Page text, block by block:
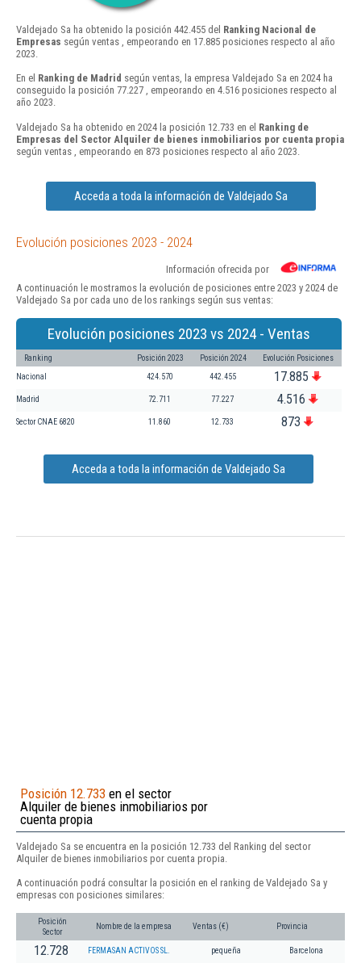
Valdejado Sa ha obtenido la posición 442.455 del Ranking Nacional de
Empresas según ventas , empeorando en 17.885 posiciones respecto al año
2023.
En el Ranking de Madrid según ventas, la empresa Valdejado Sa en 2024 ha
conseguido la posición 77.227 , empeorando en 4.516 posiciones respecto al
año 2023.
Valdejado Sa ha obtenido en 2024 la posición 12.733 en el Ranking de
Empresas del Sector Alquiler de bienes inmobiliarios por cuenta propia
según ventas , empeorando en 873 posiciones respecto al año 2023.
Acceda a toda la información de Valdejado Sa
Evolución posiciones 2023 - 2024
Información ofrecida por
A continuación le mostramos la evolución de posiciones entre 2023 y 2024 de
Valdejado Sa por cada uno de los rankings según sus ventas:
Evolución posiciones 2023 vs 2024 - Ventas
Ranking Posición 2023 Posición 2024 Evolución Posiciones
Nacional 424.570 442.455 17.885
Madrid 72.711 77.227 4.516
Sector CNAE 6820 11.860 12.733 873
Acceda a toda la información de Valdejado Sa
Posición 12.733 en el sector
Alquiler de bienes inmobiliarios por
cuenta propia
Valdejado Sa se encuentra en la posición 12.733 del Ranking del sector
Alquiler de bienes inmobiliarios por cuenta propia.
A continuación podrá consultar la posición en el ranking de Valdejado Sa y
empresas con posiciones similares:
Posición
Sector
Nombre de la empresa Ventas (€) Provincia
12.728 FERMASAN ACTIVOS SL. pequeña Barcelona